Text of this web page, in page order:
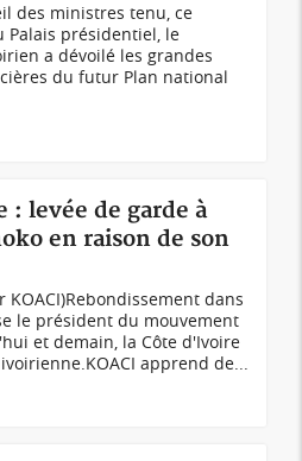
des ministres tenu, ce
Palais présidentiel, le
a dévoilé les grandes
du futur Plan national
: levée de garde à
en raison de son
KOACI)Rebondissement dans
le président du mouvement
et demain, la Côte d'Ivoire
apprend de...